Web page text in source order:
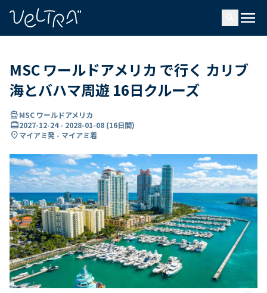
menu
MSC ワールドアメリカ で行く カリブ
海とバハマ周遊 16日クルーズ
directions_boatMSC ワールドアメリカ
card_travel2027-12-24- 2028-01-08 (16日間)
location_onマイアミ発 - マイアミ着